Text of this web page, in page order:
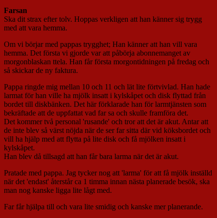
Farsan
Ska dit strax efter tolv. Hoppas verkligen att han känner sig trygg
med att vara hemma.
Om vi börjar med pappas trygghet; Han känner att han vill vara
hemma. Det första vi gjorde var att påbörja abonnemanget av
morgonblaskan ttela. Han får första morgontidningen på fredag och
så skickar de ny faktura.
Pappa ringde mig mellan 10 och 11 och lät lite förtvivlad. Han hade
larmat för han ville ha mjölk insatt i kylskåpet och disk flyttad från
bordet till diskbänken. Det här förklarade han för larmtjänsten som
bekräftade att de uppfattat vad far sa och skulle framföra det.
Det kommer två personal 'rusande' och tror att det är akut. Antar att
de inte blev så värst nöjda när de ser far sitta där vid köksbordet och
vill ha hjälp med att flytta på lite disk och få mjölken insatt i
kylskåpet.
Han blev då tillsagd att han får bara larma när det är akut.
Pratade med pappa. Jag tycker nog att 'larma' för att få mjölk inställd
när det 'endast' återstår ca 1 timma innan nästa planerade besök, ska
man nog kanske ligga lite lågt med.
Far får hjälpa till och vara lite smidig och kanske mer planerande.